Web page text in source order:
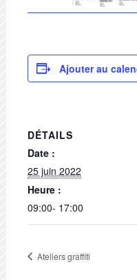
Ajouter au
DÉTAILS
Date :
25 juin 2022
Heure :
09:00- 17:00
Ateliers graffiti